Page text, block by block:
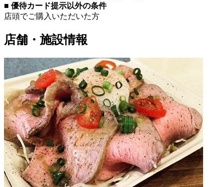
■ 優待カード提示以外の条件
店頭でご購入いただいた方
店舗・施設情報